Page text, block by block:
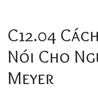
C12.04
Nói Cho
Meyer